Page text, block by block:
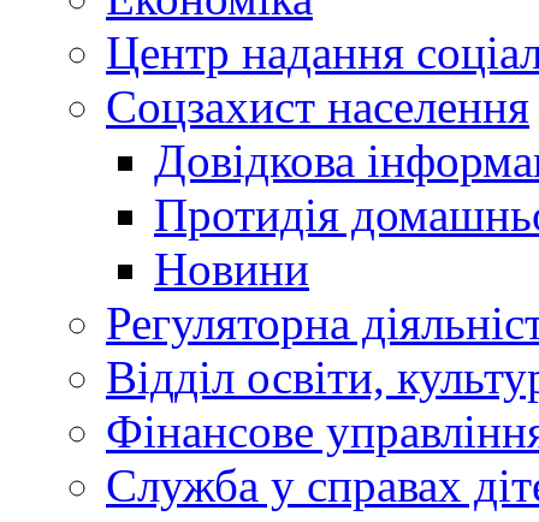
Центр надання
Соцзахист населення
Довідкова
Протидія
Новини
Регуляторна
Відділ освіти,
Фінансове
Служба у справах